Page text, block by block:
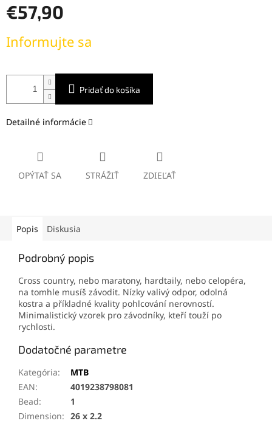
€57,90
cena:
Informujte sa
Pridať do košíka
Detailné informácie
OPÝTAŤ SA STRÁŽIŤ ZDIEĽAŤ
Popis Diskusia
Podrobný popis
Cross country, nebo maratony, hardtaily, nebo celopéra,
na tomhle musíš závodit. Nízky valivý odpor, odolná
kostra a příkladné kvality pohlcování nerovností.
Minimalistický vzorek pro závodníky, kteří touží po
rychlosti.
Dodatočné parametre
Kategória:
MTB
EAN:
4019238798081
Bead:
1
Dimension: 26 x 2.2